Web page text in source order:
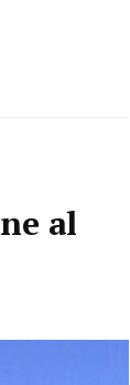
al